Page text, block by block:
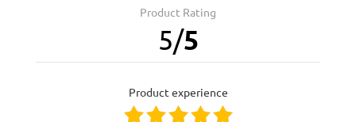
Product Rating
5/5
product experience